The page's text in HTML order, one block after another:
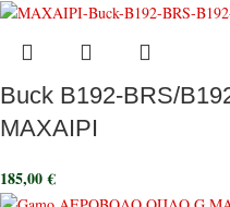
Buck B192-BRS/
MAXAIΡI
185,00€